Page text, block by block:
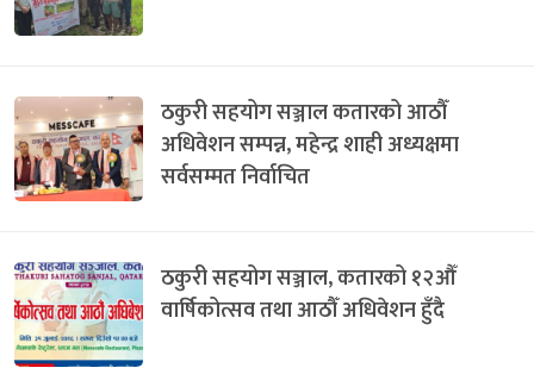
ठकुरी सहयोग सञ्जाल कतारको आठौँ
अधिवेशन सम्पन्न, महेन्द्र शाही अध्यक्षमा
सर्वसम्मत निर्वाचित
ठकुरी सहयोग सञ्जाल, कतारको १२औँ
वार्षिकोत्सव तथा आठौँ अधिवेशन हुँदै